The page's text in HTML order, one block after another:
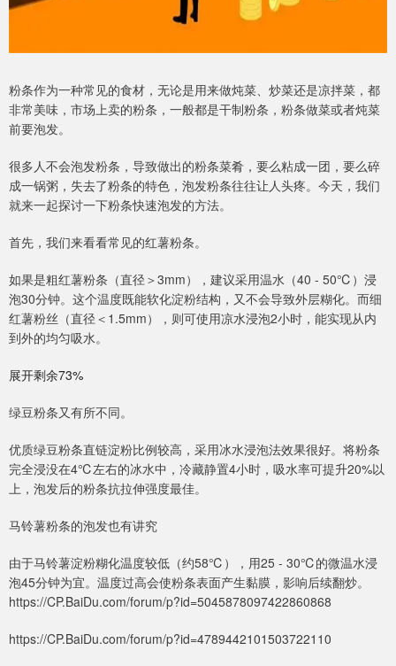
粉条作为一种常见的食材，无论是用来做炖菜、炒菜还是凉拌菜，都
非常美味，市场上卖的粉条，一般都是干制粉条，粉条做菜或者炖菜
前要泡发。
很多人不会泡发粉条，导致做出的粉条菜肴，要么粘成一团，要么碎
成一锅粥，失去了粉条的特色，泡发粉条往往让人头疼。今天，我们
就来一起探讨一下粉条快速泡发的方法。
首先，我们来看看常见的红薯粉条。
如果是粗红薯粉条（直径＞3mm），建议采用温水（40 - 50℃）浸
泡30分钟。这个温度既能软化淀粉结构，又不会导致外层糊化。而细
红薯粉丝（直径＜1.5mm），则可使用凉水浸泡2小时，能实现从内
到外的均匀吸水。
展开剩余73%
绿豆粉条又有所不同。
优质绿豆粉条直链淀粉比例较高，采用冰水浸泡法效果很好。将粉条
完全浸没在4℃左右的冰水中，冷藏静置4小时，吸水率可提升20%以
上，泡发后的粉条抗拉伸强度最佳。
马铃薯粉条的泡发也有讲究
由于马铃薯淀粉糊化温度较低（约58℃），用25 - 30℃的微温水浸
泡45分钟为宜。温度过高会使粉条表面产生黏膜，影响后续翻炒。
https://CP.BaiDu.com/forum/p?id=5045878097422860868
https://CP.BaiDu.com/forum/p?id=4789442101503722110